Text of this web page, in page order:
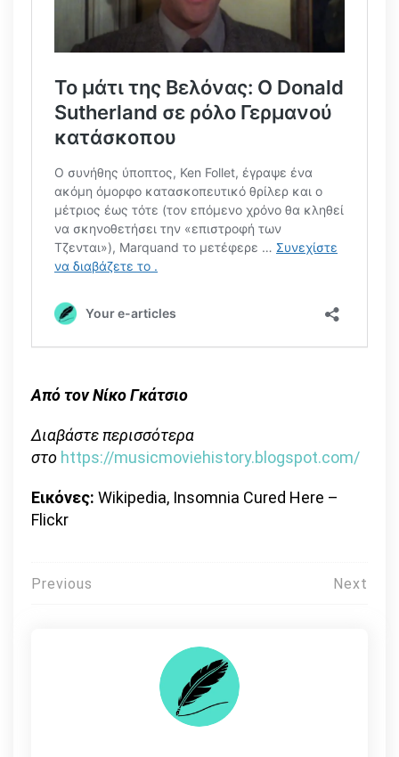
Από τον Νίκο Γκάτσιο
Διαβάστε περισσότερα
στο https://musicmoviehistory.blogspot.com/
Εικόνες: Wikipedia, Insomnia Cured Here –
Flickr
Πλοήγηση
Previous Next